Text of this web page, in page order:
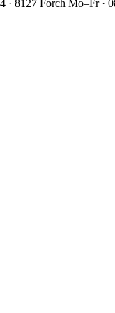
· 8127 Forch Mo–Fr ·